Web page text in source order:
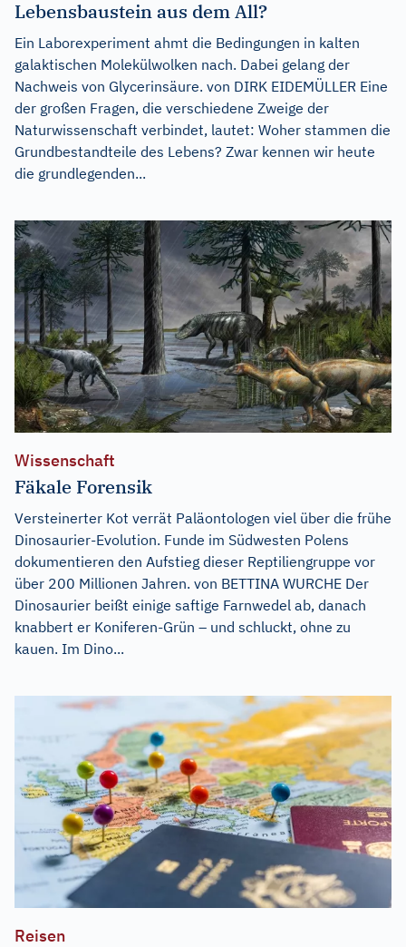
Lebensbaustein aus dem All?
Ein Laborexperiment ahmt die Bedingungen in kalten
galaktischen Molekülwolken nach. Dabei gelang der
Nachweis von Glycerinsäure. von DIRK EIDEMÜLLER Eine
der großen Fragen, die verschiedene Zweige der
Naturwissenschaft verbindet, lautet: Woher stammen die
Grundbestandteile des Lebens? Zwar kennen wir heute
die grundlegenden...
Wissenschaft
Fäkale Forensik
Versteinerter Kot verrät Paläontologen viel über die frühe
Dinosaurier-Evolution. Funde im Südwesten Polens
dokumentieren den Aufstieg dieser Reptiliengruppe vor
über 200 Millionen Jahren. von BETTINA WURCHE Der
Dinosaurier beißt einige saftige Farnwedel ab, danach
knabbert er Koniferen-Grün – und schluckt, ohne zu
kauen. Im Dino...
Reisen